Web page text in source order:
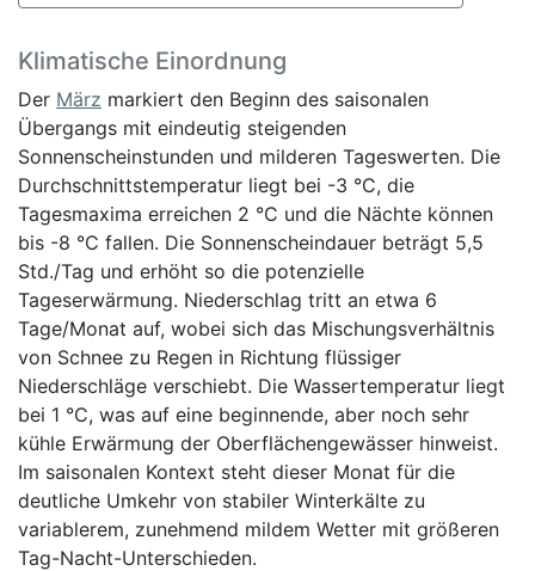
Klimatische Einordnung
Der März markiert den Beginn des saisonalen
Übergangs mit eindeutig steigenden
Sonnenscheinstunden und milderen Tageswerten. Die
Durchschnittstemperatur liegt bei -3 °C, die
Tagesmaxima erreichen 2 °C und die Nächte können
bis -8 °C fallen. Die Sonnenscheindauer beträgt 5,5
Std./Tag und erhöht so die potenzielle
Tageserwärmung. Niederschlag tritt an etwa 6
Tage/Monat auf, wobei sich das Mischungsverhältnis
von Schnee zu Regen in Richtung flüssiger
Niederschläge verschiebt. Die Wassertemperatur liegt
bei 1 °C, was auf eine beginnende, aber noch sehr
kühle Erwärmung der Oberflächengewässer hinweist.
Im saisonalen Kontext steht dieser Monat für die
deutliche Umkehr von stabiler Winterkälte zu
variablerem, zunehmend mildem Wetter mit größeren
Tag-Nacht-Unterschieden.